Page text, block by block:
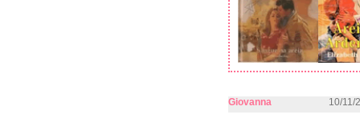
Giovanna 10/11/